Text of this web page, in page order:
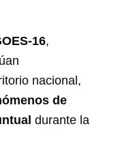
16,
nacional,
de
durante la